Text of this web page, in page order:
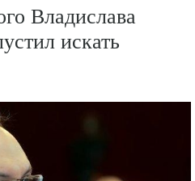
Владислава
искать